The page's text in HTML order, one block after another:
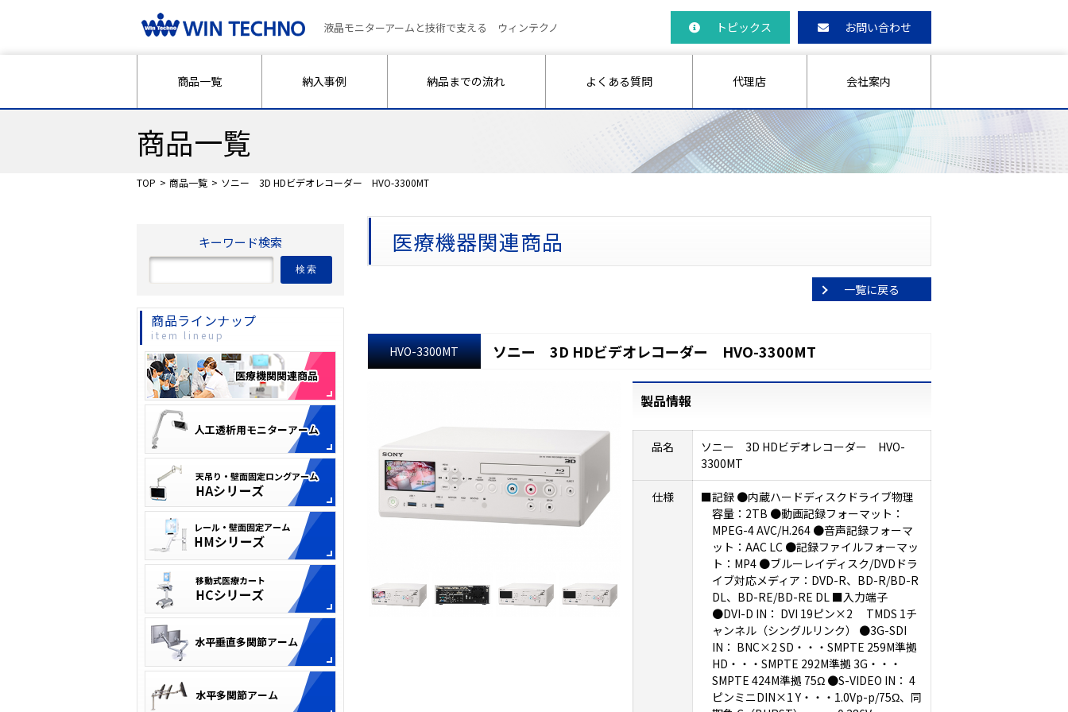
液晶モニターアームと技術で支える ウィンテクノ トピックス お問い合わせ
商品一覧 納入事例 納品までの流れ よくある質問 代理店 会社案内
商品一覧
TOP 商品一覧 ソニー 3D HDビデオレコーダー HVO-3300MT
医療機器関連商品
一覧に戻る
HVO-3300MT ソニー 3D HDビデオレコーダー HVO-3300MT
製品情報
品名
ソニー 3D HDビデオレコーダー HVO-
3300MT
仕様
■記録 ●内蔵ハードディスクドライブ物理
容量：2TB ●動画記録フォーマット：
MPEG-4 AVC/H.264 ●音声記録フォーマ
ット：AAC LC ●記録ファイルフォーマッ
ト：MP4 ●ブルーレイディスク/DVDドラ
イブ対応メディア：DVD-R、BD-R/BD-R
DL、BD-RE/BD-RE DL ■入力端子
●DVI-D IN： DVI 19ピン×2 TMDS 1チ
ャンネル（シングルリンク） ●3G-SDI
IN： BNC×2 SD・・・SMPTE 259M準拠
HD・・・SMPTE 292M準拠 3G・・・
SMPTE 424M準拠 75Ω ●S-VIDEO IN： 4
ピンミニDIN×1 Y・・・1.0Vp-p/75Ω、同
キーワード検索
検索
商品ラインナップ
item lineup